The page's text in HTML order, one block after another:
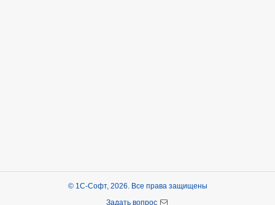
© 1С-Софт, 2026. Все права защищены
Задать вопрос